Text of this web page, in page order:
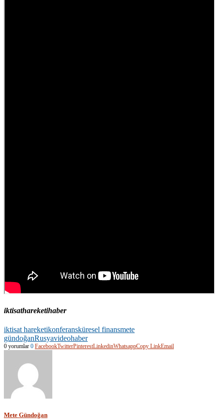
iktisathareketihaber
iktisat hareketikonferansküresel finansmete
gündoğanRusyavideohaber
0 yorumlar 0 FacebookTwitterPinterestLinkedinWhatsappCopy LinkEmail
Mete Gündoğan